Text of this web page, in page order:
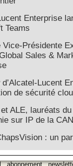
Enterprise
Teams
Vice-Présidente
Sales &
d’Alcatel-Lucent
de sécurité
ALE, lauréats
sur IP de la
: un
.abonnement.